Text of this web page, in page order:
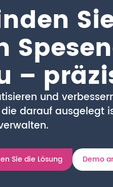
–
und
die darauf ausgelegt
Sie die Lösung Demo